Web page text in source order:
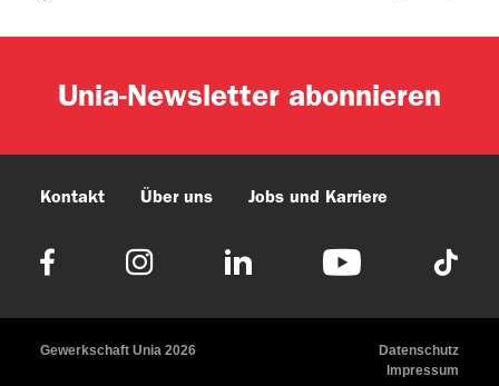
Unia-Newsletter abonnieren
Kontakt Über uns Jobs und Karriere
Gewerkschaft Unia 2026
Datenschutz
Impressum